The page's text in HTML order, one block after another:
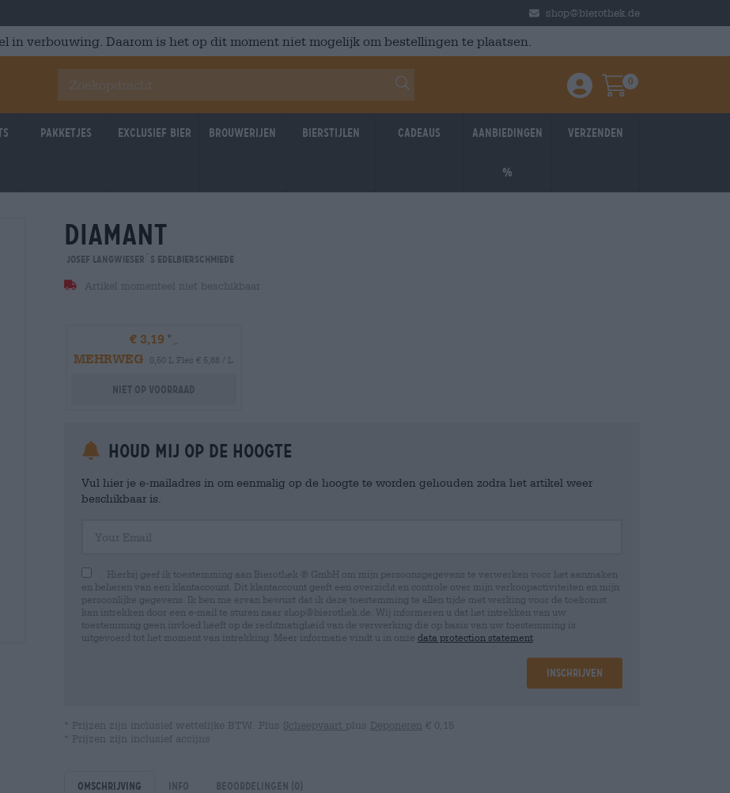
shop@bierothek.de
in verbouwing. Daarom is het op dit moment niet mogelijk om bestellingen te plaatsen.
Einloggen / Anmelden
Warenkorb
0
Pakketjes Exclusief Bier Brouwerijen Bierstijlen Cadeaus Aanbiedingen
%
Verzenden
diamant
Josef Langwieser`s Edelbierschmiede
Artikel momenteel niet beschikbaar
€ 3,19
MEHRWEG
0,50 L Fles € 5,88 / L
Niet op voorraad
Houd mij op de hoogte
Vul hier je e-mailadres in om eenmalig op de hoogte te worden gehouden zodra het artikel weer
beschikbaar is.
Hierbij geef ik toestemming aan Bierothek ® GmbH om mijn persoonsgegevens te verwerken voor het aanmaken
en beheren van een klantaccount. Dit klantaccount geeft een overzicht en controle over mijn verkoopactiviteiten en mijn
persoonlijke gegevens. Ik ben me ervan bewust dat ik deze toestemming te allen tijde met werking voor de toekomst
kan intrekken door een e-mail te sturen naar shop@bierothek.de. Wij informeren u dat het intrekken van uw
toestemming geen invloed heeft op de rechtmatigheid van de verwerking die op basis van uw toestemming is
uitgevoerd tot het moment van intrekking. Meer informatie vindt u in onze data protection statement
Inschrijven
* Prijzen zijn inclusief wettelijke BTW. Plus Scheepvaart plus Deponeren € 0,15
* Prijzen zijn inclusief accijns
Omschrijving Info Beoordelingen (0)